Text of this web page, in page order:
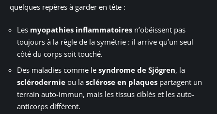
quelques repères à garder en tête :
Les myopathies inflammatoires n’obéissent pas
toujours à la règle de la symétrie : il arrive qu’un seul
côté du corps soit touché.
Des maladies comme le syndrome de Sjögren, la
sclérodermie ou la sclérose en plaques partagent un
terrain auto-immun, mais les tissus ciblés et les auto-
anticorps diffèrent.